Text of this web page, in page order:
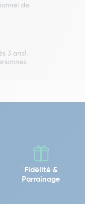
de
3 ans).
Fidélité &
Parrainage